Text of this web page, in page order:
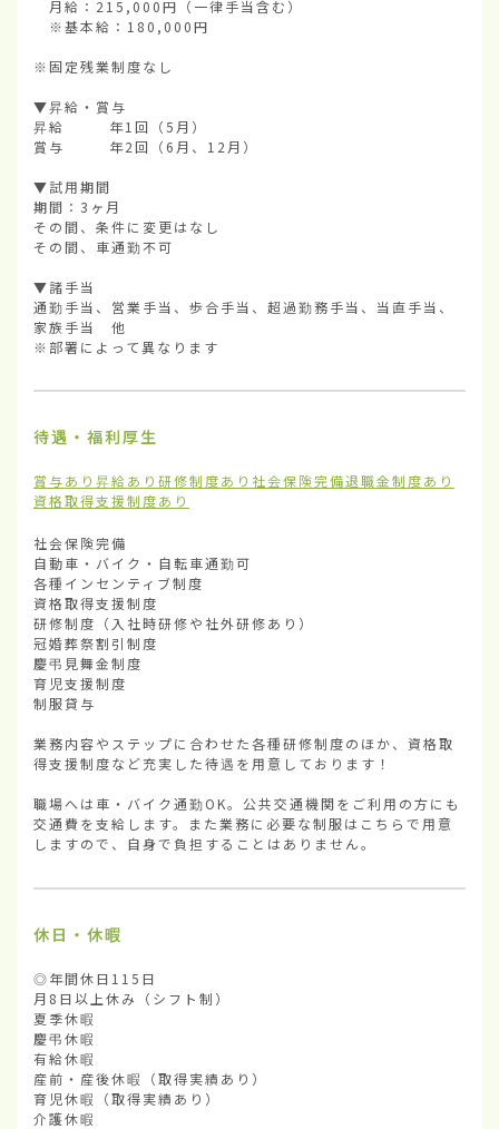
月給：215,000円（一律手当含む）
※基本給：180,000円
※固定残業制度なし
▼昇給・賞与
昇給        年1回（5月）
賞与        年2回（6月、12月）
▼試用期間
期間：3ヶ月
その間、条件に変更はなし
その間、車通勤不可
▼諸手当
通勤手当、営業手当、歩合手当、超過勤務手当、当直手当、
家族手当　他
※部署によって異なります
待遇・福利厚生
賞与あり 昇給あり 研修制度あり 社会保険完備退職金制度あり
資格取得支援制度あり
社会保険完備
自動車・バイク・自転車通勤可
各種インセンティブ制度
資格取得支援制度
研修制度（入社時研修や社外研修あり）
冠婚葬祭割引制度
慶弔見舞金制度
育児支援制度
制服貸与
業務内容やステップに合わせた各種研修制度のほか、資格取
得支援制度など充実した待遇を用意しております！
職場へは車・バイク通勤OK。公共交通機関をご利用の方にも
交通費を支給します。また業務に必要な制服はこちらで用意
しますので、自身で負担することはありません。
休日・休暇
◎年間休日115日
月8日以上休み（シフト制）
夏季休暇
慶弔休暇
有給休暇
産前・産後休暇（取得実績あり）
育児休暇（取得実績あり）
介護休暇